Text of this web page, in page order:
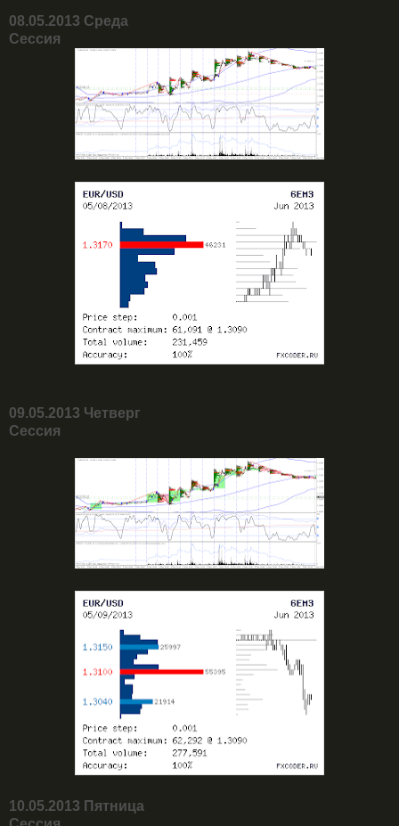
08.05.2013 Среда
Сессия
09.05.2013 Четверг
Сессия
10.05.2013 Пятница